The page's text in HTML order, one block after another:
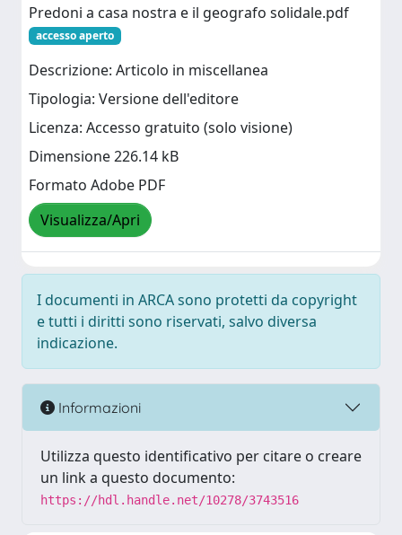
Predoni a casa nostra e il geografo solidale.pdf
accesso aperto
Descrizione: Articolo in miscellanea
Tipologia: Versione dell'editore
Licenza: Accesso gratuito (solo visione)
Dimensione 226.14 kB
Formato Adobe PDF
Visualizza/Apri
I documenti in ARCA sono protetti da copyright
e tutti i diritti sono riservati, salvo diversa
indicazione.
Informazioni
Utilizza questo identificativo per citare o creare
un link a questo documento:
https://hdl.handle.net/10278/3743516